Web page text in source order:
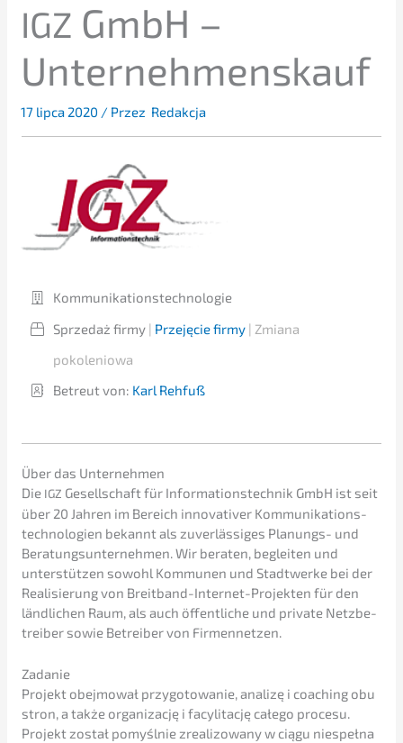
IGZ GmbH –
Unternehmenskauf
17 lipca 2020 / Przez Redakcja
​Kommu­ni­ka­ti­ons­tech­no­lo­gie
Sprze­daż firmy | Przejęcie firmy | Zmiana
pokoleniowa
Betreut von: ​Karl Rehfuß
Über das Unternehmen
Die IGZ Gesell­schaft für Infor­ma­ti­ons­tech­nik GmbH ist seit
über 20 Jahren im Bereich innova­ti­ver Kommu­ni­ka­ti­ons­
tech­no­lo­gien bekannt als zuver­läs­si­ges Planungs- und
Beratungs­un­ter­neh­men. Wir beraten, beglei­ten und
unter­stüt­zen sowohl Kommu­nen und Stadt­wer­ke bei der
Reali­sie­rung von Breit­band-Inter­net-Projek­ten für den
ländli­chen Raum, als auch öffent­li­che und priva­te Netzbe­
trei­ber sowie Betrei­ber von Firmennetzen.
Zadanie
Projekt obejmo­wał przygo­to­wa­nie, anali­zę i coaching obu
stron, a także organi­zac­ję i facylitac­ję całego proce­su.
Projekt został pomyśl­nie zrealizowa­ny w ciągu niespeł­na